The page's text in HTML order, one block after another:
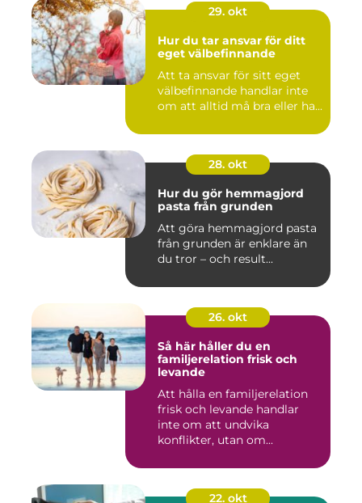
29. okt
Hur du tar ansvar för ditt
eget välbefinnande
Att ta ansvar för sitt eget
välbefinnande handlar inte
om att alltid må bra eller ha...
28. okt
Hur du gör hemmagjord
pasta från grunden
Att göra hemmagjord pasta
från grunden är enklare än
du tror – och result...
26. okt
Så här håller du en
familjerelation frisk och
levande
Att hålla en familjerelation
frisk och levande handlar
inte om att undvika
konflikter, utan om...
22. okt